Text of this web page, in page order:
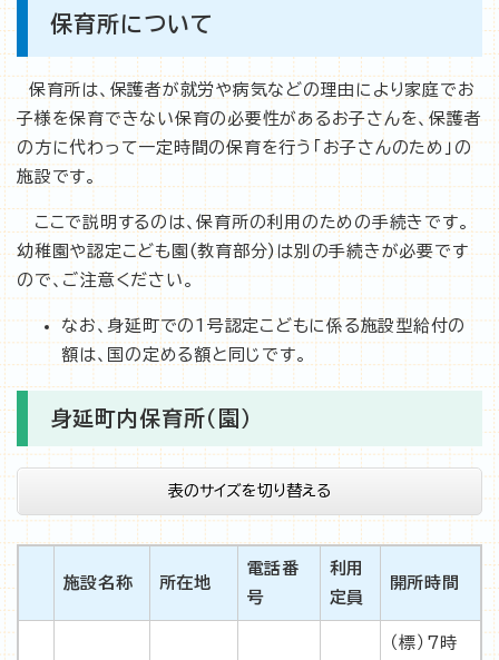
保育所について
保育所は、保護者が就労や病気などの理由により家庭でお
子様を保育できない保育の必要性があるお子さんを、保護者
の方に代わって一定時間の保育を行う「お子さんのため」の
施設です。
ここで説明するのは、保育所の利用のための手続きです。
幼稚園や認定こども園(教育部分)は別の手続きが必要です
ので、ご注意ください。
なお、身延町での1号認定こどもに係る施設型給付の
額は、国の定める額と同じです。
身延町内保育所（園）
表のサイズを切り替える
施設名称 所在地
電話番
号
利用
定員
開所時間
（標）7時